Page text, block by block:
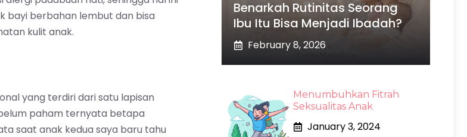
bayi berbahan lembut dan bisa
kulit anak.
yang terdiri dari satu lapisan
paham ternyata betapa
saat anak kedua saya baru tahu
Benarkah Rutinitas Seorang
Ibu Itu Bisa Menjadi Ibadah?
February 8, 2026
Menumbuhkan Fitrah
Seksualitas Anak
January 3, 2024